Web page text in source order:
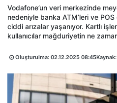
Vodafone’un veri merkezinde
nedeniyle banka ATM’leri ve
ciddi arızalar yaşanıyor. Kartlı
kullanıcılar mağduriyetin ne
Oluşturulma: 02.12.2025 08:45Kaynak: